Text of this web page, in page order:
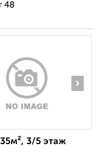
48
›
3/5 этаж